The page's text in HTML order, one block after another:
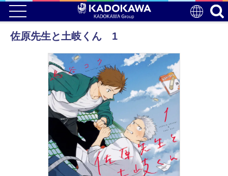
佐原先生と土岐くん 1